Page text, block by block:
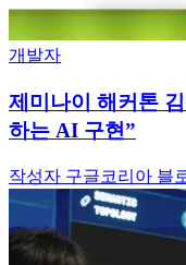
개발자
제미나이 해커톤
하는 AI 구현”
작성자 구글코리아 블